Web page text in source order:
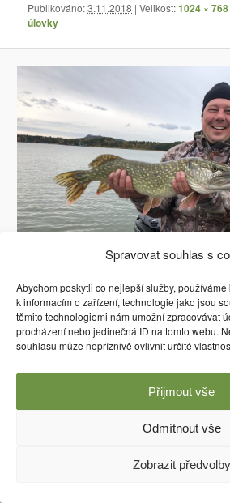
Spravovat souhlas s
Abychom poskytli co nejlepší služby,
k informacím o zařízení, technologie jako jsou
těmito technologiemi nám umožní zpracovávat
procházení nebo jedinečná ID na tomto webu.
souhlasu může nepříznivě ovlivnit určité
Přijmout vše
Odmítnout vše
Zobrazit předvolby
Publikováno:3.11.2018 | Velikost:1024 × 768
úlovky